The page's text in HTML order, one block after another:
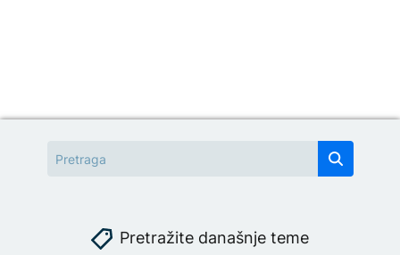
Pretražite današnje teme